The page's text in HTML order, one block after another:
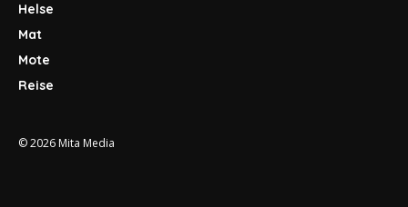
Helse
Mat
Mote
Reise
© 2026 Mita Media